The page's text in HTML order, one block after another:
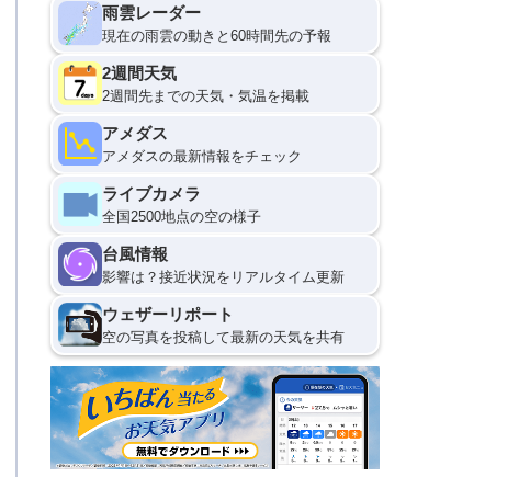
雨雲レーダー
現在の雨雲の動きと60時間先の予報
2週間天気
2週間先までの天気・気温を掲載
アメダス
アメダスの最新情報をチェック
ライブカメラ
全国2500地点の空の様子
台風情報
影響は？接近状況をリアルタイム更新
ウェザーリポート
空の写真を投稿して最新の天気を共有